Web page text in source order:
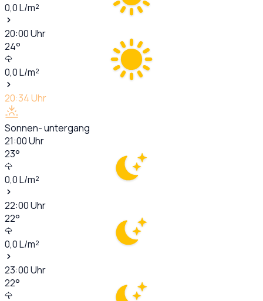
0,0L/m²
20:00Uhr
24°
0,0L/m²
20:34Uhr
Sonnen- untergang
21:00Uhr
23°
0,0L/m²
22:00Uhr
22°
0,0L/m²
23:00Uhr
22°